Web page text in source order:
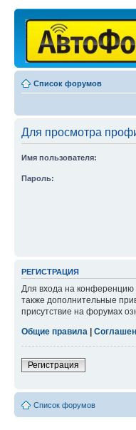
Список форумов
Для просмотра
Имя пользователя:
Пароль:
РЕГИСТРАЦИЯ
Для входа на конференцию
также дополнительные
присутствие на форумах
Общие правила |
Регистрация
Список форумов